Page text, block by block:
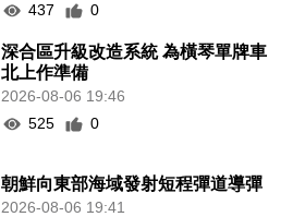
437
0
深合區升級改造系統 為橫琴單牌車
北上作準備
2026-08-06 19:46
525
0
朝鮮向東部海域發射短程彈道導彈
2026-08-06 19:41